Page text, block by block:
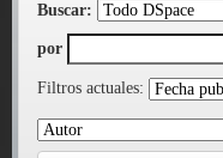
Buscar:
por
Filtros actuales: